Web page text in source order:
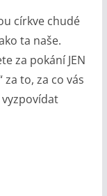
církve chudé
ta naše.
za pokání JEN
za to, za co vás